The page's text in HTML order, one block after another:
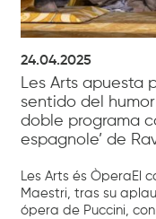
24.04.2025
Les Arts apuesta
sentido del humor
doble programa
espagnole’ de
Les Arts és ÒperaEl
Maestri, tras su
ópera de Puccini,